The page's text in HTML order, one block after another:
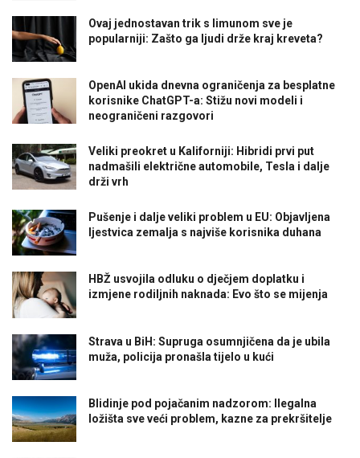
Ovaj jednostavan trik s limunom sve je
popularniji: Zašto ga ljudi drže kraj kreveta?
OpenAI ukida dnevna ograničenja za besplatne
korisnike ChatGPT-a: Stižu novi modeli i
neograničeni razgovori
Veliki preokret u Kaliforniji: Hibridi prvi put
nadmašili električne automobile, Tesla i dalje
drži vrh
Pušenje i dalje veliki problem u EU: Objavljena
ljestvica zemalja s najviše korisnika duhana
HBŽ usvojila odluku o dječjem doplatku i
izmjene rodiljnih naknada: Evo što se mijenja
Strava u BiH: Supruga osumnjičena da je ubila
muža, policija pronašla tijelo u kući
Blidinje pod pojačanim nadzorom: Ilegalna
ložišta sve veći problem, kazne za prekršitelje